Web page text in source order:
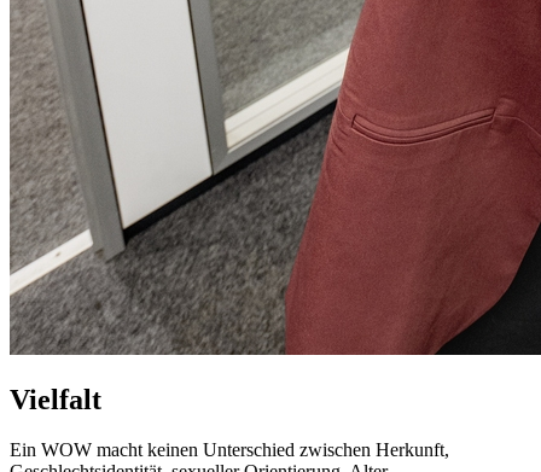
Vielfalt
Ein WOW macht keinen Unterschied zwischen Herkunft,